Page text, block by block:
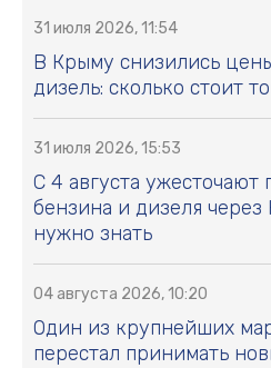
31 июля 2026, 11:54
В Крыму снизились
дизель: сколько стоит
31 июля 2026, 15:53
С 4 августа ужесточают
бензина и дизеля
нужно знать
04 августа 2026, 10:20
Один из крупнейших
перестал принимать